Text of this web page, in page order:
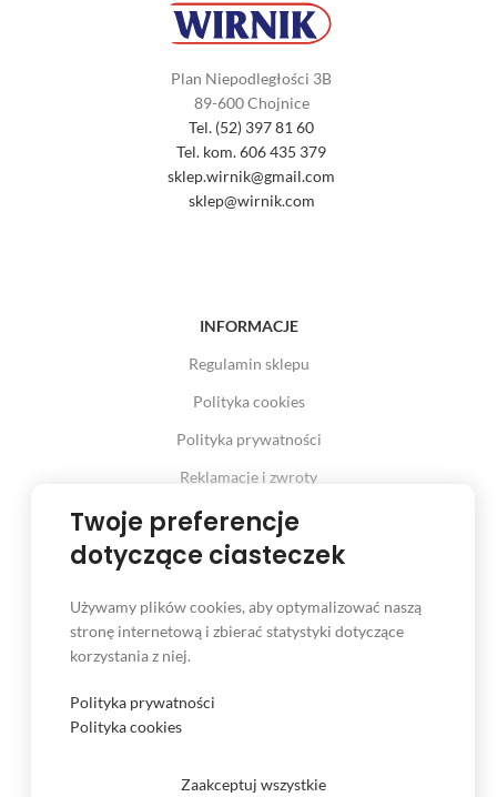
Plan Niepodległości 3B
89-600 Chojnice
Tel. (52) 397 81 60
Tel. kom. 606 435 379
sklep.wirnik@gmail.com
sklep@wirnik.com
INFORMACJE
Regulamin sklepu
Polityka cookies
Polityka prywatności
Reklamacje i zwroty
Prawo odstąpienia od umowy
INFORMACJE
Czas i koszt dostawy
Formy płatności
Twoje preferencje
dotyczące ciasteczek
Używamy plików cookies, aby optymalizować naszą
stronę internetową i zbierać statystyki dotyczące
korzystania z niej.
Polityka prywatności
Polityka cookies
Zaakceptuj wszystkie